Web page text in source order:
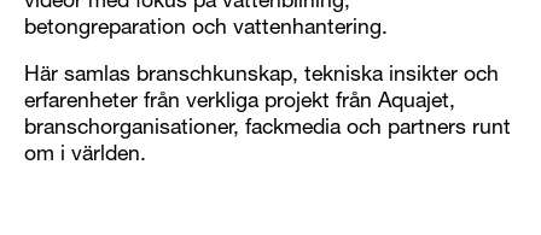
betongreparation och vattenhantering.
Här samlas branschkunskap, tekniska insikter och
erfarenheter från verkliga projekt från Aquajet,
branschorganisationer, fackmedia och partners runt
om i världen.